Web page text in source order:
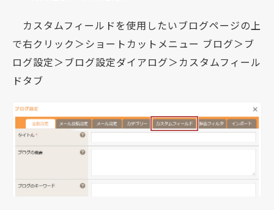
カスタムフィールドを使用したいブログページの上
で右クリック＞ショートカットメニュー ブログ＞ブ
ログ設定＞ブログ設定ダイアログ＞カスタムフィール
ドタブ